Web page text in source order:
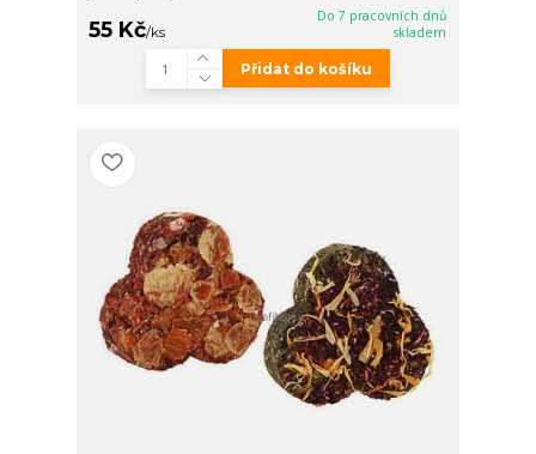
55 Kč/ks
Do 7 pracovních dnů
skladem
Přidat do košíku